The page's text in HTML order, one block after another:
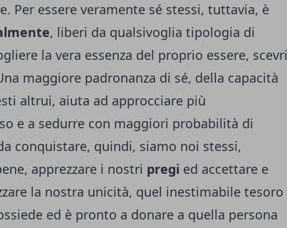
Per essere veramente sé stessi, tuttavia, è
, liberi da qualsivoglia tipologia di
la vera essenza del proprio essere, scevri
maggiore padronanza di sé, della capacità
altrui, aiuta ad approcciare più
e a sedurre con maggiori probabilità di
conquistare, quindi, siamo noi stessi,
apprezzare i nostri pregi ed accettare e
la nostra unicità, quel inestimabile tesoro
ed è pronto a donare a quella persona